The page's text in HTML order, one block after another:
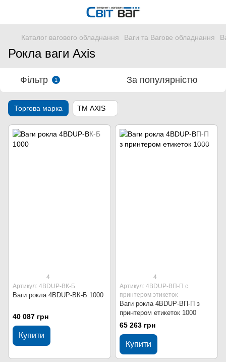
Каталог вагового обладнання Ваги та Вагове обладнання
Рокла ваги Axis
Фільтр 1 За популярністю
Торгова марка ТМ AXIS
4
Артикул: 4BDUР-ВК-Б
Ваги рокла 4BDUР-ВК-Б 1000
40 087 грн
Купити
4
Артикул: 4BDUР-ВП-П с
принтером этикеток
Ваги рокла 4BDUР-ВП-П з
принтером етикеток 1000
65 263 грн
Купити